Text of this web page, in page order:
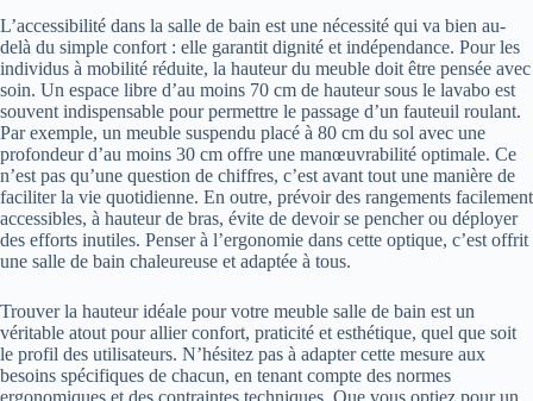
L’accessibilité dans la salle de bain est une nécessité qui va bien au-
delà du simple confort : elle garantit dignité et indépendance. Pour les
individus à mobilité réduite, la hauteur du meuble doit être pensée avec
soin. Un espace libre d’au moins 70 cm de hauteur sous le lavabo est
souvent indispensable pour permettre le passage d’un fauteuil roulant.
Par exemple, un meuble suspendu placé à 80 cm du sol avec une
profondeur d’au moins 30 cm offre une manœuvrabilité optimale. Ce
n’est pas qu’une question de chiffres, c’est avant tout une manière de
faciliter la vie quotidienne. En outre, prévoir des rangements facilement
accessibles, à hauteur de bras, évite de devoir se pencher ou déployer
des efforts inutiles. Penser à l’ergonomie dans cette optique, c’est offrit
une salle de bain chaleureuse et adaptée à tous.
Trouver la hauteur idéale pour votre meuble salle de bain est un
véritable atout pour allier confort, praticité et esthétique, quel que soit
le profil des utilisateurs. N’hésitez pas à adapter cette mesure aux
besoins spécifiques de chacun, en tenant compte des normes
ergonomiques et des contraintes techniques. Que vous optiez pour un